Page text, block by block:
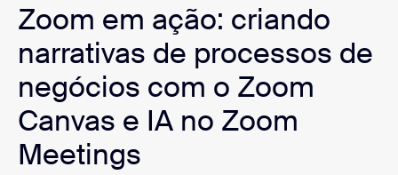
Zoom em ação: criando
narrativas de processos de
negócios com o Zoom
Canvas e IA no Zoom
Meetings